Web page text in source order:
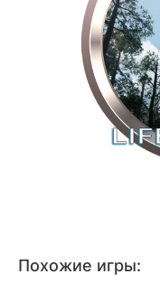
Похожие игры: